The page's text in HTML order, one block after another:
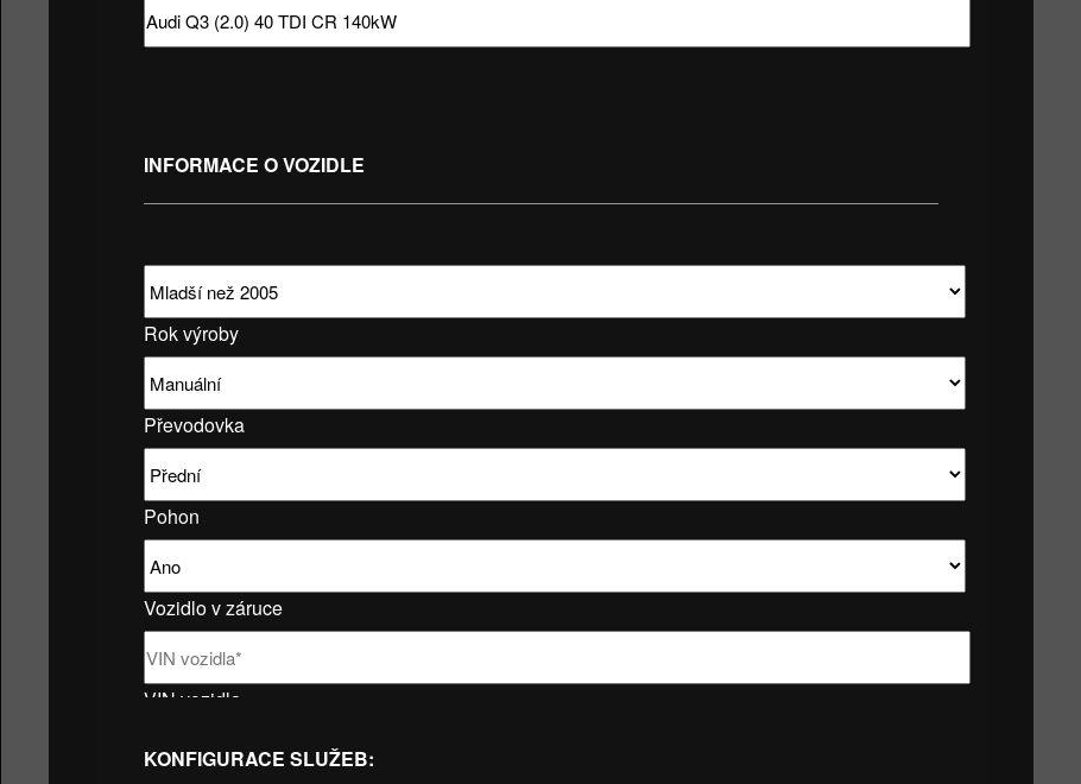
INFORMACE O VOZIDLE
Rok výroby
Převodovka
Pohon
Vozidlo v záruce
VIN vozidla
KONFIGURACE SLUŽEB: